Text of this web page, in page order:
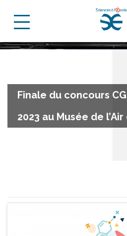
Finale du concours
2023 au Musée de